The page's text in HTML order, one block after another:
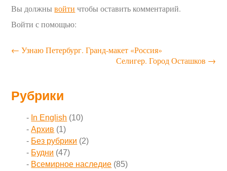
Вы должнывойти чтобы оставить комментарий.
Войти с помощью:
← Узнаю Петербург. Гранд-макет «Россия»
Селигер. Город Осташков →
Рубрики
In English (10)
Архив (1)
Без рубрики (2)
Будни (47)
Всемирное наследие (85)